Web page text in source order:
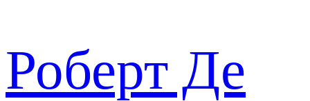
Роберт Де